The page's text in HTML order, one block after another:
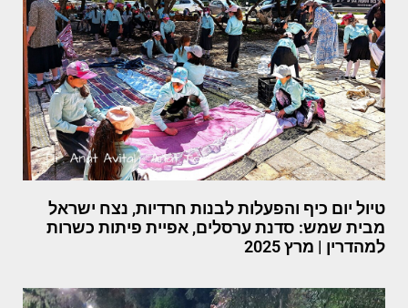
טיול יום כיף והפעלות לבנות חרדיות, נצח ישראל
מבית שמש: סדנת ערסלים, אפיית פיתות כשרות
למהדרין | מרץ 2025